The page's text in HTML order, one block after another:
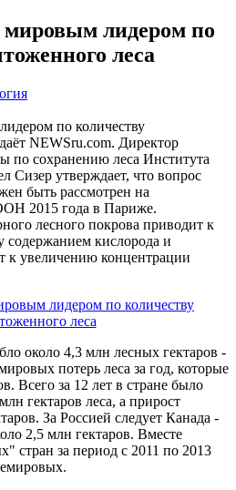
мировым лидером по
леса
по количеству
NEWSru.com. Директор
по сохранению леса Института
Сизер утверждает, что вопрос
быть рассмотрен на
2015 года в Париже.
лесного покрова приводит к
кислорода и
к увеличению концентрации
около 4,3 млн лесных гектаров -
потерь леса за год, которые
Всего за 12 лет в стране было
гектаров леса, а прирост
За Россией следует Канада -
2,5 млн гектаров. Вместе
стран за период с 2011 по 2013